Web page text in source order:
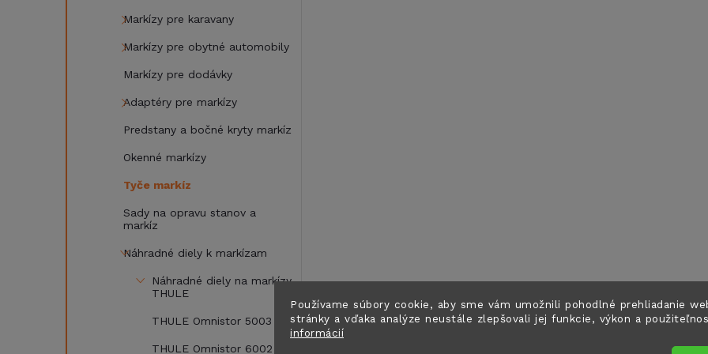
Používame súbory cookie, aby sme vám umožnili pohodlné prehliadanie
stránky a vďaka analýze neustále zlepšovali jej funkcie, výkon a
informácií
Markízy pre karavany
Markízy pre obytné automobily
Markízy pre dodávky
Adaptéry pre markízy
Predstany a bočné kryty markíz
Okenné markízy
Tyče markíz
Sady na opravu stanov a
markíz
Náhradné diely k markízam
Náhradné diely na markízy
THULE
THULE Omnistor 5003
THULE Omnistor 6002